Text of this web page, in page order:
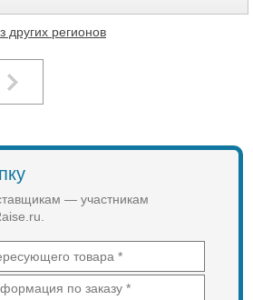
других регионов
— участникам